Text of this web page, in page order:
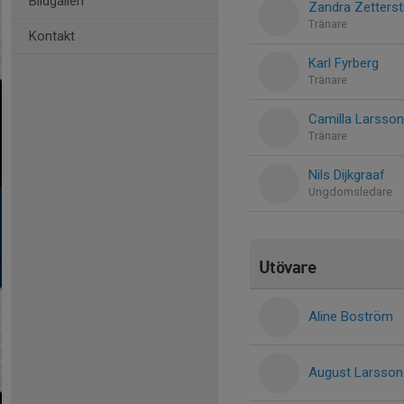
Kontakt
Zandra
Tränare
Karl Fyrberg
Tränare
Camilla Larsson
Tränare
Nils Dijkgraaf
Ungdomsledare
Utövare
Aline Boström
August Larsson